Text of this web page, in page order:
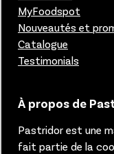
MyFoodspot
Nouveautés et
Catalogue
Testimonials
À propos de
Pastridor est une
fait partie de la